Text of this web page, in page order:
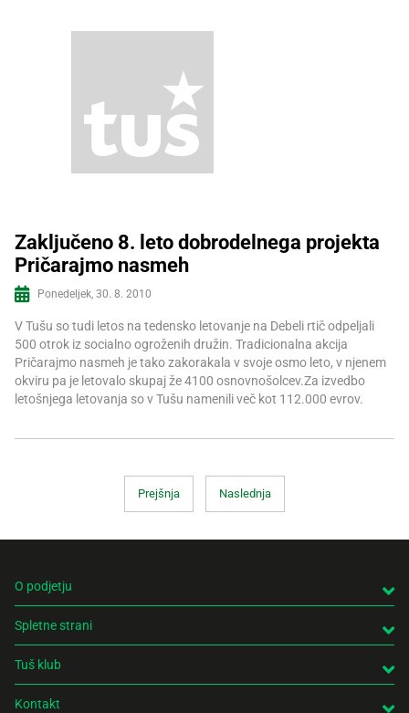
Več informacij
Zaključeno 8. leto dobrodelnega projekta
Pričarajmo nasmeh
Ponedeljek, 30. 8. 2010
V Tušu so tudi letos na tedensko letovanje na Debeli rtič odpeljali
500 otrok iz socialno ogroženih družin. Tradicionalna akcija
Pričarajmo nasmeh je tako zakorakala v svoje osmo leto, v njenem
okviru pa je letovalo skupaj že 4100 osnovnošolcev.Za izvedbo
letošnjega letovanja so v Tušu namenili več kot 112.000 evrov.
Prejšnja Naslednja
O podjetju
Spletne strani
Tuš klub
Kontakt